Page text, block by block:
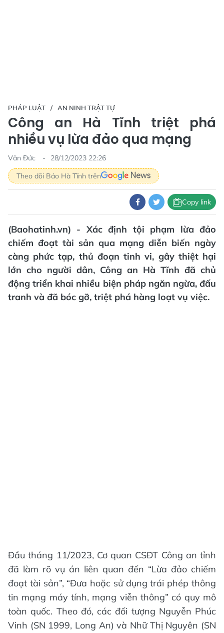
PHÁP LUẬT AN NINH TRẬT TỰ
Công an Hà Tĩnh triệt phá
nhiều vụ lừa đảo qua mạng
Văn Đức
28/12/2023 22:26
Theo dõi Báo Hà Tĩnh trên
Copy link
(Baohatinh.vn) - Xác định tội phạm lừa đảo
chiếm đoạt tài sản qua mạng diễn biến ngày
càng phức tạp, thủ đoạn tinh vi, gây thiệt hại
lớn cho người dân, Công an Hà Tĩnh đã chủ
động triển khai nhiều biện pháp ngăn ngừa, đấu
tranh và đã bóc gỡ, triệt phá hàng loạt vụ việc.
Đầu tháng 11/2023, Cơ quan CSĐT Công an tỉnh
đã làm rõ vụ án liên quan đến “Lừa đảo chiếm
đoạt tài sản”, “Đưa hoặc sử dụng trái phép thông
tin mạng máy tính, mạng viễn thông” có quy mô
toàn quốc. Theo đó, các đối tượng Nguyễn Phúc
Vinh (SN 1999, Long An) và Nhữ Thị Nguyên (SN